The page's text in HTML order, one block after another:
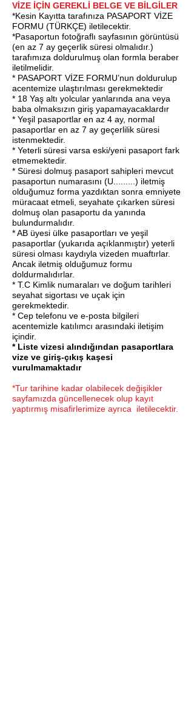
VİZE İÇİN GEREKLİ BELGE VE BİLGİLER
*Kesin Kayıtta tarafınıza PASAPORT VİZE
FORMU (TÜRKÇE) iletilecektir.
*Pasaportun fotoğraflı sayfasının görüntüsü
(en az 7 ay geçerlik süresi olmalıdır.)
tarafımıza doldurulmuş olan formla beraber
iletilmelidir.
* PASAPORT VİZE FORMU’nun doldurulup
acentemize ulaştırılması gerekmektedir
* 18 Yaş altı yolcular yanlarında ana veya
baba olmaksızın giriş yapamayacaklardır
* Yeşil pasaportlar en az 4 ay, normal
pasaportlar en az 7 ay geçerlilik süresi
istenmektedir.
* Yeterli süresi varsa eski/yeni pasaport fark
etmemektedir.
* Süresi dolmuş pasaport sahipleri mevcut
pasaportun numarasını (U.........) iletmiş
olduğumuz forma yazdıktan sonra emniyete
müracaat etmeli, seyahate çıkarken süresi
dolmuş olan pasaportu da yanında
bulundurmalıdır.
* AB üyesi ülke pasaportları ve yeşil
pasaportlar (yukarıda açıklanmıştır) yeterli
süresi olması kaydıyla vizeden muaftırlar.
Ancak iletmiş olduğumuz formu
doldurmalıdırlar.
* T.C Kimlik numaraları ve doğum tarihleri
seyahat sigortası ve uçak için
gerekmektedir.
* Cep telefonu ve e-posta bilgileri
acentemizle katılımcı arasındaki iletişim
içindir.
* Liste vizesi alındığından pasaportlara
vize ve giriş-çıkış kaşesi
vurulmamaktadır
*Tur tarihine kadar olabilecek değişikler
sayfamızda güncellenecek olup kayıt
yaptırmış misafirlerimize ayrıca iletilecektir.